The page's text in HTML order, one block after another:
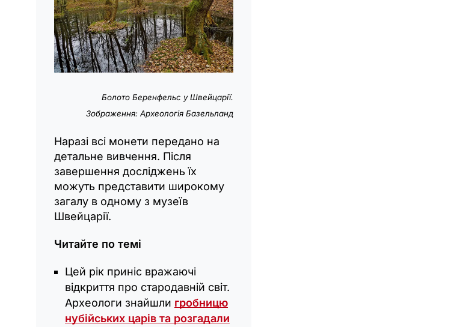
Болото Беренфельс у Швейцарії.
Зображення: Археологія Базельланд
Наразі всі монети передано на
детальне вивчення. Після
завершення досліджень їх
можуть представити широкому
загалу в одному з музеїв
Швейцарії.
Читайте по темі
Цей рік приніс вражаючі
відкриття про стародавній світ.
Археологи знайшли гробницю
нубійських царів та розгадали